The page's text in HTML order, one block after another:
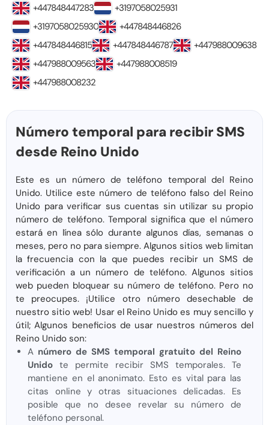
+447848447283
+3197058025931
+3197058025930
+447848446826
+447848446815
+447848446787
+447988009638
+447988009563
+447988008519
+447988008232
Número temporal para recibir SMS
desde Reino Unido
Este es un número de teléfono temporal del Reino
Unido. Utilice este número de teléfono falso del Reino
Unido para verificar sus cuentas sin utilizar su propio
número de teléfono. Temporal significa que el número
estará en línea sólo durante algunos días, semanas o
meses, pero no para siempre. Algunos sitios web limitan
la frecuencia con la que puedes recibir un SMS de
verificación a un número de teléfono. Algunos sitios
web pueden bloquear su número de teléfono. Pero no
te preocupes. ¡Utilice otro número desechable de
nuestro sitio web! Usar el Reino Unido es muy sencillo y
útil; Algunos beneficios de usar nuestros números del
Reino Unido son:
A número de SMS temporal gratuito del Reino
Unido te permite recibir SMS temporales. Te
mantiene en el anonimato. Esto es vital para las
citas online y otras situaciones delicadas. Es
posible que no desee revelar su número de
teléfono personal.